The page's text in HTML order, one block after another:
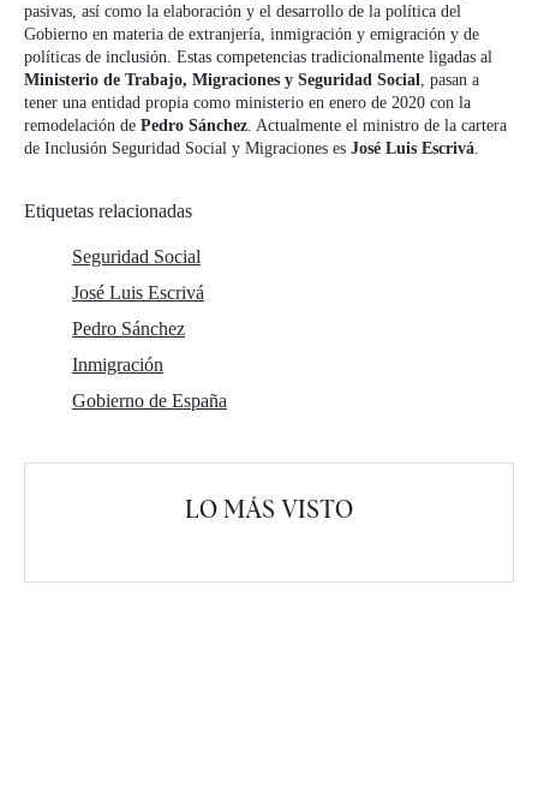
pasivas, así como la elaboración y el desarrollo de la política del
Gobierno en materia de extranjería, inmigración y emigración y de
políticas de inclusión. Estas competencias tradicionalmente ligadas al
Ministerio de Trabajo, Migraciones y Seguridad Social, pasan a
tener una entidad propia como ministerio en enero de 2020 con la
remodelación de Pedro Sánchez. Actualmente el ministro de la cartera
de Inclusión Seguridad Social y Migraciones es José Luis Escrivá.
Etiquetas relacionadas
Seguridad Social
José Luis Escrivá
Pedro Sánchez
Inmigración
Gobierno de España
LO MÁS VISTO